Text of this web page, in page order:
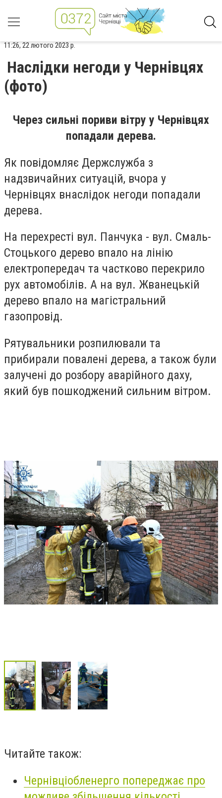
11:26, 22 лютого 2023 р.
Наслідки негоди у Чернівцях
(фото)
Через сильні пориви вітру у Чернівцях
попадали дерева.
Як повідомляє Держслужба з
надзвичайних ситуацій, вчора у
Чернівцях внаслідок негоди попадали
дерева.
На перехресті вул. Панчука - вул. Смаль-
Стоцького дерево впало на лінію
електропередач та частково перекрило
рух автомобілів. А на вул. Жванецькій
дерево впало на магістральний
газопровід.
Рятувальники розпилювали та
прибирали повалені дерева, а також були
залучені до розбору аварійного даху,
який був пошкоджений сильним вітром.
Читайте також:
Чернівціобленерго попереджає про